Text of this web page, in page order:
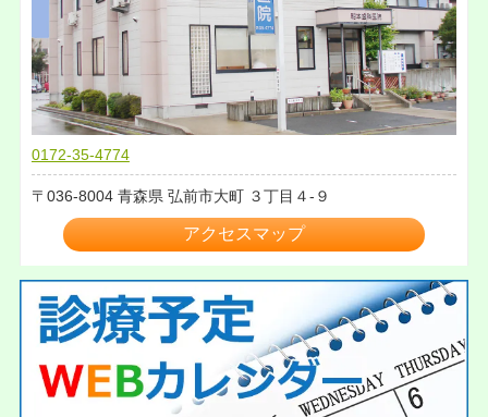
0172-35-4774
036-8004 青森県 弘前市大町 ３丁目４-９
アクセスマップ